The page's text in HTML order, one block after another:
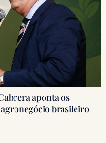
aponta os
brasileiro